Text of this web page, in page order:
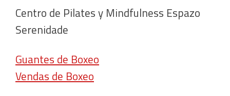
Centro de Pilates y Mindfulness Espazo
Serenidade
Guantes de Boxeo
Vendas de Boxeo